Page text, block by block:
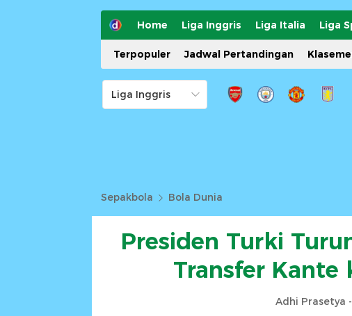
Home Liga Inggris Liga Italia Liga
Terpopuler Jadwal Pertandingan
Sepakbola Bola Dunia
Presiden Turki
Transfer Kante
Adhi Prasetya -